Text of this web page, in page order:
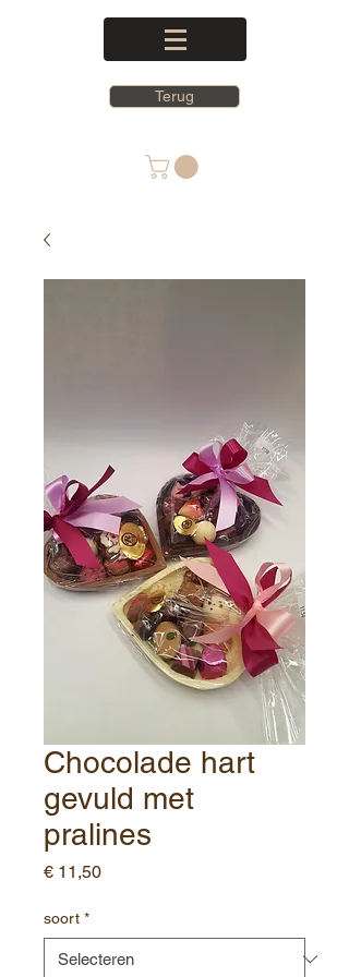
Terug
Chocolade hart
gevuld met
pralines
€ 11,50Prijs
soort *